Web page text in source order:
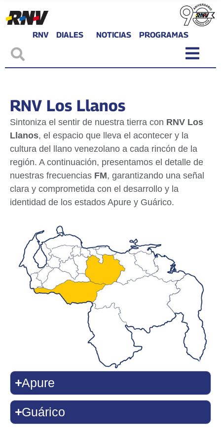
RNV DIALES NOTICIAS PROGRAMAS
RNV Los Llanos
Sintoniza el sentir de nuestra tierra con RNV Los
Llanos, el espacio que lleva el acontecer y la
cultura del llano venezolano a cada rincón de la
región. A continuación, presentamos el detalle de
nuestras frecuencias FM, garantizando una señal
clara y comprometida con el desarrollo y la
identidad de los estados Apure y Guárico.
Apure
Guárico